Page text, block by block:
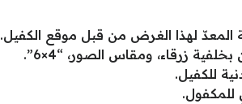
المعدّ لهذا الغرض من قبل موقع الكفيل.
زرقاء، ومقاس الصور، “4×6”.
للكفيل.
للمكفول.